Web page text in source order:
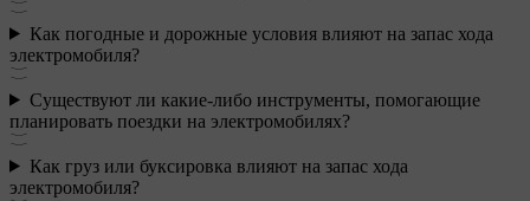
Как погодные и дорожные условия влияют на запас хода
электромобиля?
Существуют ли какие-либо инструменты, помогающие
планировать поездки на электромобилях?
Как груз или буксировка влияют на запас хода
электромобиля?